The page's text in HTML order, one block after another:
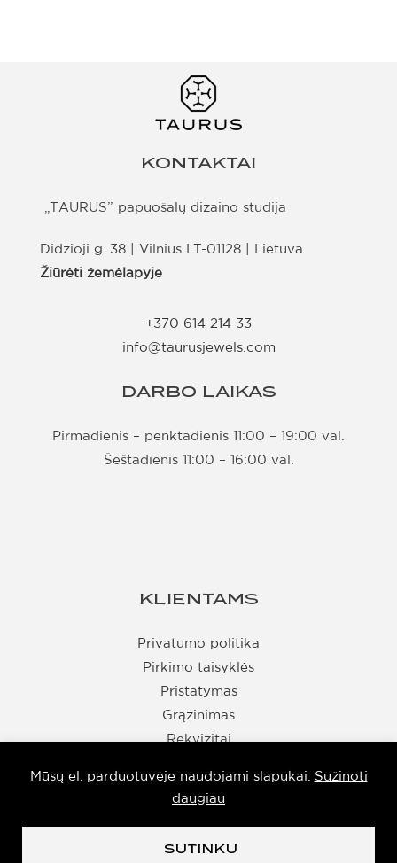
KONTAKTAI
„TAURUS” papuošalų dizaino studija
Didžioji g. 38 | Vilnius LT-01128 | Lietuva
Žiūrėti žemėlapyje
+370 614 214 33
info@taurusjewels.com
DARBO LAIKAS
Pirmadienis – penktadienis 11:00 – 19:00 val.
Šeštadienis 11:00 – 16:00 val.
KLIENTAMS
Privatumo politika
Pirkimo taisyklės
Pristatymas
Grąžinimas
Rekvizitai
Mūsų el. parduotuvėje naudojami slapukai. Sužinoti
daugiau
SUTINKU